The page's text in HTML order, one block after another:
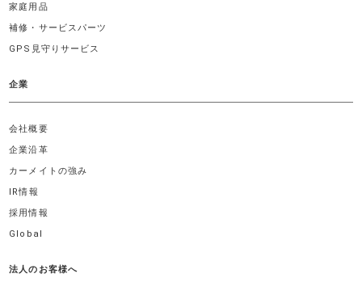
家庭用品
補修・サービスパーツ
GPS見守りサービス
企業
会社概要
企業沿革
カーメイトの強み
IR情報
採用情報
Global
法人のお客様へ